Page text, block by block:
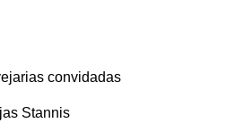
convidadas
Stannis